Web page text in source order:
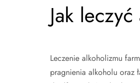
Jak
Leczenie alkoholizmu
pragnienia alkoholu oraz